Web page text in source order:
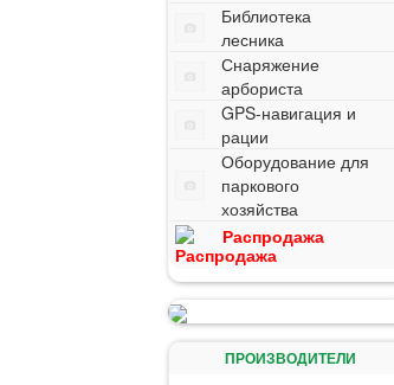
Библиотека
лесника
Снаряжение
арбориста
GPS-навигация и
рации
Оборудование для
паркового
хозяйства
Распродажа
ПРОИЗВОДИТЕЛИ